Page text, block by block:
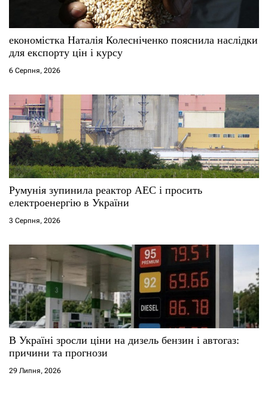
економістка Наталія Колесніченко пояснила наслідки
для експорту цін і курсу
6 Серпня, 2026
Румунія зупинила реактор АЕС і просить
електроенергію в України
3 Серпня, 2026
В Україні зросли ціни на дизель бензин і автогаз:
причини та прогнози
29 Липня, 2026